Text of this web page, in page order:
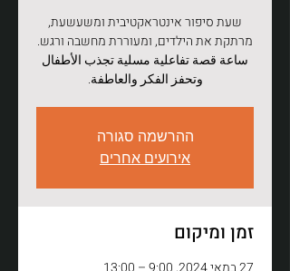
שעת סיפור אינטראקטיבית ומשעשעת,
מרתקת את הילדים, ומעוררת מחשבה ורגש.
ساعة قصة تفاعلية مسلية تجذب الأطفال
وتحفز الفكر والعاطفة.
ההרשמה סגורה
אירועים אחרים
זמן ומיקום